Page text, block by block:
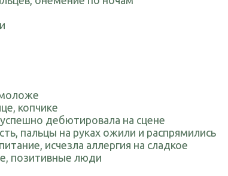
моложе
копчике
дебютировала на сцене
пальцы на руках ожили и распрямились
исчезла аллергия на сладкое
позитивные люди